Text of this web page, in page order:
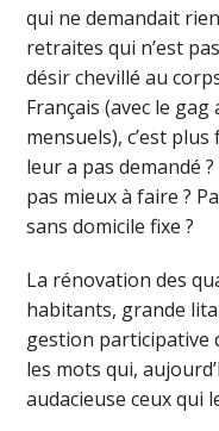
qui ne demandait
retraites qui n’est
désir chevillé au
Français (avec le
mensuels), c’est
leur a pas demandé
pas mieux à faire ?
sans domicile fixe ?
La rénovation des
habitants, grande
gestion participative
les mots qui,
audacieuse ceux qui